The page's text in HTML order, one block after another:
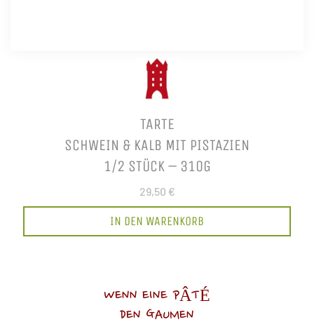
TARTE
SCHWEIN & KALB MIT PISTAZIEN
1/2 STÜCK – 310G
29,50 €
IN DEN WARENKORB
WENN EINE PÂTÉ
DEN GAUMEN